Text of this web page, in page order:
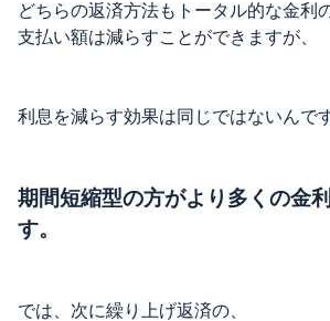
どちらの返済方法もトータル的な金利
支払い額は減らすことができますが、
利息を減らす効果は同じではないんです
期間短縮型の方がより多くの金
す。
では、次に繰り上げ返済の、